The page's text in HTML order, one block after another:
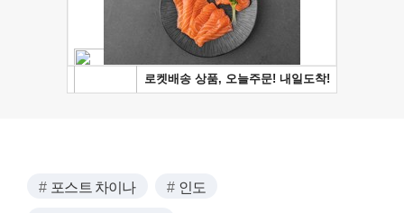
포스트 차이나 인도